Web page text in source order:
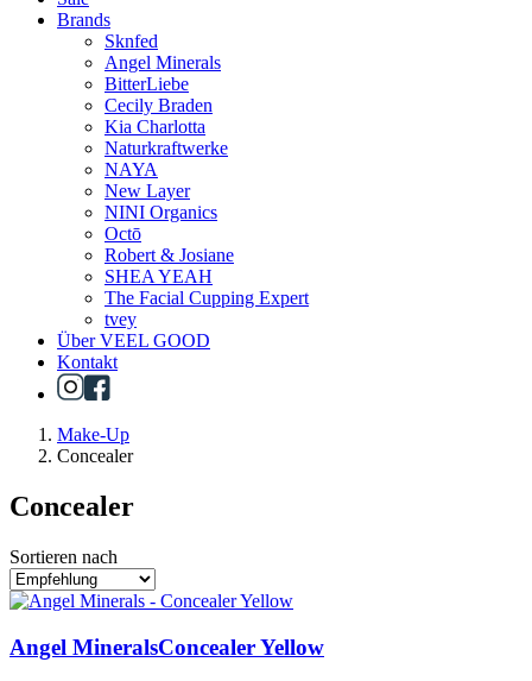
Brands
Sknfed
Angel Minerals
BitterLiebe
Cecily Braden
Kia Charlotta
Naturkraftwerke
NAYA
New Layer
NINI Organics
Octō
Robert & Josiane
SHEA YEAH
The Facial Cupping Expert
tvey
Über VEEL GOOD
Kontakt
Make-Up
Concealer
Concealer
Sortieren nach
Angel MineralsConcealer Yellow